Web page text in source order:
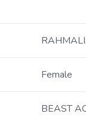
Female
BEAST